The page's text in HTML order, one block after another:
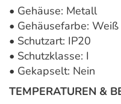
• Gehäuse: Metall
• Gehäusefarbe: Weiß
• Schutzart: IP20
• Schutzklasse: I
• Gekapselt: Nein
TEMPERATUREN &